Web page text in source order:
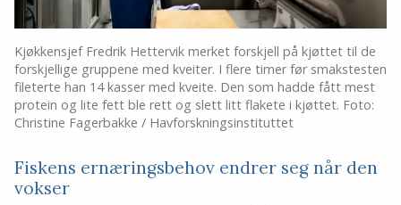
Kjøkkensjef Fredrik Hettervik merket forskjell på kjøttet til de
forskjellige gruppene med kveiter. I flere timer før smakstesten
fileterte han 14 kasser med kveite. Den som hadde fått mest
protein og lite fett ble rett og slett litt flakete i kjøttet. Foto:
Christine Fagerbakke / Havforskningsinstituttet
Fiskens ernæringsbehov endrer seg når den
vokser